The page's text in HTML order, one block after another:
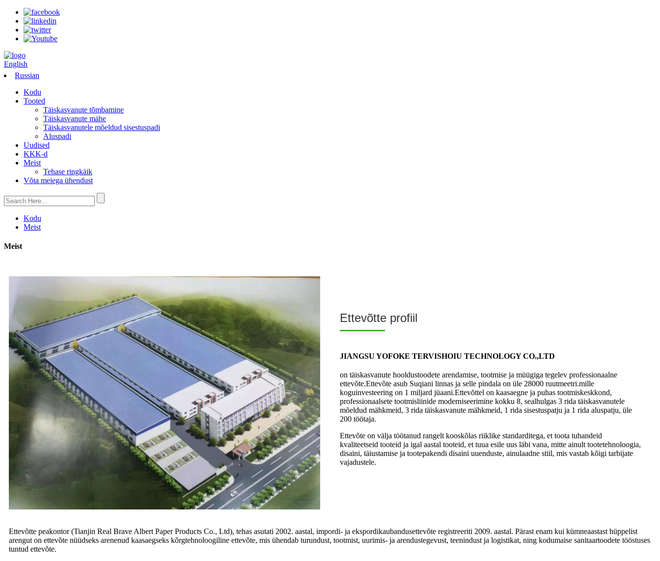
English
Russian
Kodu
Tooted
Täiskasvanute tõmbamine
Täiskasvanute mähe
Täiskasvanutele mõeldud sisestuspadi
Aluspadi
Uudised
KKK-d
Meist
Tehase ringkäik
Võta meiega ühendust
Kodu
Meist
Meist
Ettevõtte profiil
JIANGSU YOFOKE TERVISHOIU TECHNOLOGY CO.,LTD
on täiskasvanute hooldustoodete arendamise, tootmise ja müügiga tegelev professionaalne
ettevõte.Ettevõte asub Suqiani linnas ja selle pindala on üle 28000 ruutmeetri.mille
koguinvesteering on 1 miljard jüaani.Ettevõttel on kaasaegne ja puhas tootmiskeskkond,
professionaalsete tootmisliinide moderniseerimine kokku 8, sealhulgas 3 rida täiskasvanutele
mõeldud mähkmeid, 3 rida täiskasvanute mähkmeid, 1 rida sisestuspatju ja 1 rida aluspatju, üle
200 töötaja.
Ettevõte on välja töötanud rangelt kooskõlas riiklike standarditega, et toota tuhandeid
kvaliteetseid tooteid ja igal aastal tooteid, et tuua esile uus läbi vana, mitte ainult tootetehnoloogia,
disaini, täiustamise ja tootepakendi disaini uuenduste, ainulaadne stiil, mis vastab kõigi tarbijate
vajadustele.
Ettevõtte peakontor (Tianjin Real Brave Albert Paper Products Co., Ltd), tehas asutati 2002. aastal, impordi- ja ekspordikaubandusettevõte registreeriti 2009. aastal. Pärast enam kui kümneaastast hüppelist
arengut on ettevõte nüüdseks arenenud kaasaegseks kõrgtehnoloogiline ettevõte, mis ühendab turundust, tootmist, uurimis- ja arendustegevust, teenindust ja logistikat, ning kodumaise sanitaartoodete tööstuses
tuntud ettevõte.